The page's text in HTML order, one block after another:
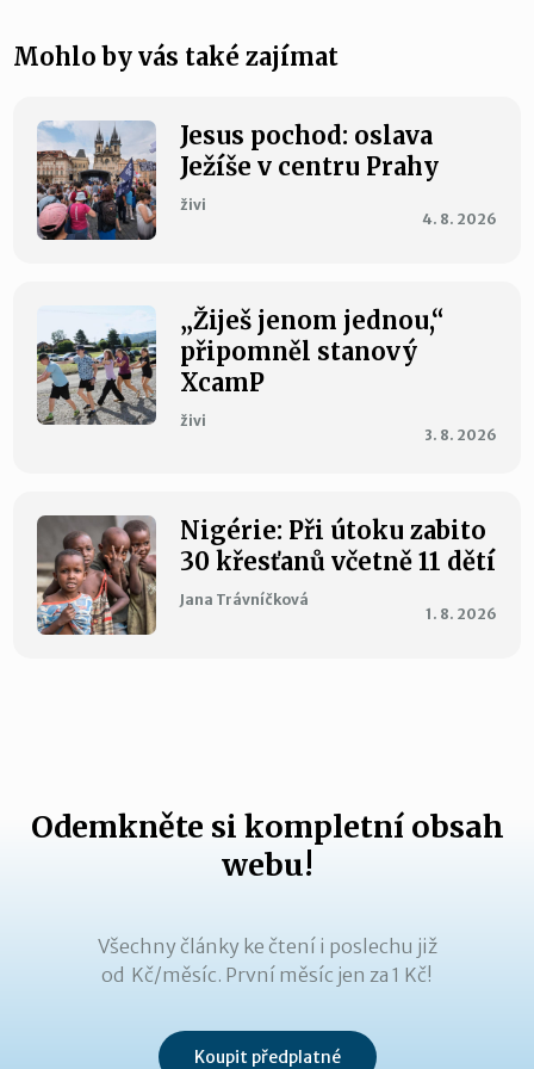
Mohlo by vás také zajímat
Jesus pochod: oslava
Ježíše v centru Prahy
živi
4. 8. 2026
„Žiješ jenom jednou,“
připomněl stanový
XcamP
živi
3. 8. 2026
Nigérie: Při útoku zabito
30 křesťanů včetně 11 dětí
Jana Trávníčková
1. 8. 2026
Odemkněte si kompletní obsah
webu!
Všechny články ke čtení i poslechu již
od Kč/měsíc. První měsíc jen za 1 Kč!
Koupit předplatné